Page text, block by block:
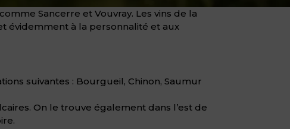
Sancerre et Vouvray. Les vins de la
évidemment à la personnalité et aux
suivantes : Bourgueil, Chinon, Saumur
On le trouve également dans l’est de